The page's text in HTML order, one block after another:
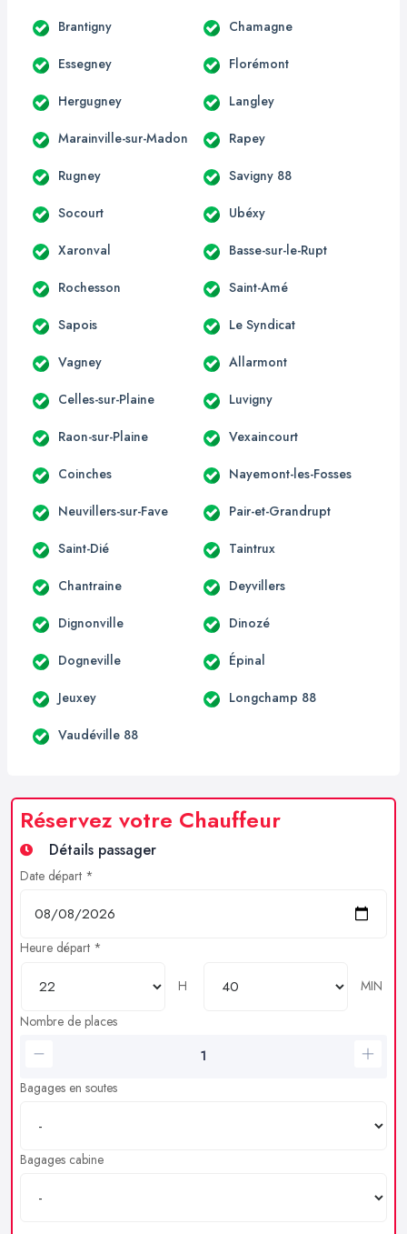
Brantigny Chamagne
Essegney Florémont
Hergugney Langley
Marainville-sur-Madon Rapey
Rugney Savigny 88
Socourt Ubéxy
Xaronval Basse-sur-le-Rupt
Rochesson Saint-Amé
Sapois Le Syndicat
Vagney Allarmont
Celles-sur-Plaine Luvigny
Raon-sur-Plaine Vexaincourt
Coinches Nayemont-les-Fosses
Neuvillers-sur-Fave Pair-et-Grandrupt
Saint-Dié Taintrux
Chantraine Deyvillers
Dignonville Dinozé
Dogneville Épinal
Jeuxey Longchamp 88
Vaudéville 88
Réservez votre Chauffeur
Détails passager
Date départ *
Heure départ *
H
MIN
Nombre de places
Bagages en soutes
Bagages cabine